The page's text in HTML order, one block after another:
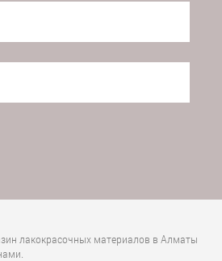
лакокрасочных материалов в Алматы